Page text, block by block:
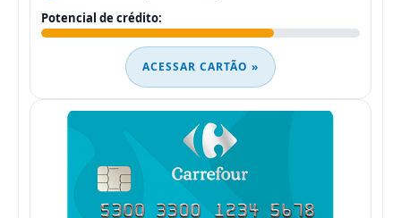
Potencial de crédito:
ACESSAR CARTÃO »